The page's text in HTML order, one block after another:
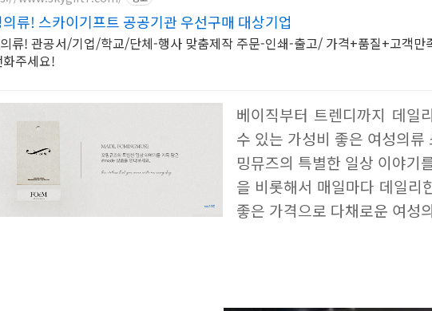
류! 스카이기프트 공공기관 우선구매 대상기업
류! 관공서/기업/학교/단체-행사 맞춤제작 주문-인쇄-출고/ 가격+품질+고객만
화주세요!
베이직부터 트렌디까지 데일
수 있는 가성비 좋은 여성의류
밍뮤즈의 특별한 일상 이야기
을 비롯해서 매일마다 데일리
좋은 가격으로 다채로운 여성